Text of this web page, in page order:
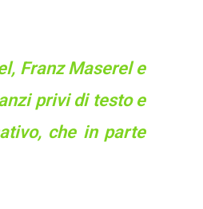
Franz Maserel e
privi di testo e
che in parte